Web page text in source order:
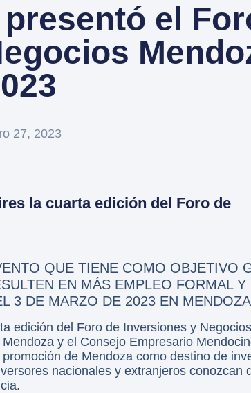
el
27, 2023
la cuarta edición del Foro de
QUE TIENE COMO OBJETIVO
EN MÁS EMPLEO FORMAL Y
3 DE MARZO DE 2023 EN
edición del Foro de Inversiones y
y el Consejo Empresario
de Mendoza como destino de
nacionales y extranjeros conozcan